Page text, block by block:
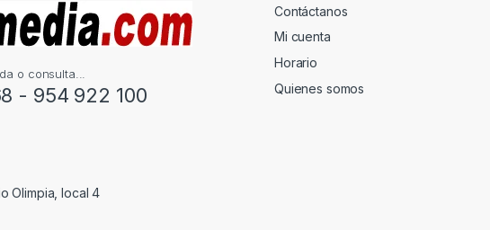
o consulta...
- 954 922 100
Olimpia, local 4
Contáctanos
Mi cuenta
Horario
Quienes somos